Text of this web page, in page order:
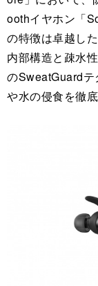
oothイヤホン「
の特徴は卓越し
内部構造と疎水
のSweatGuard
や水の侵食を徹